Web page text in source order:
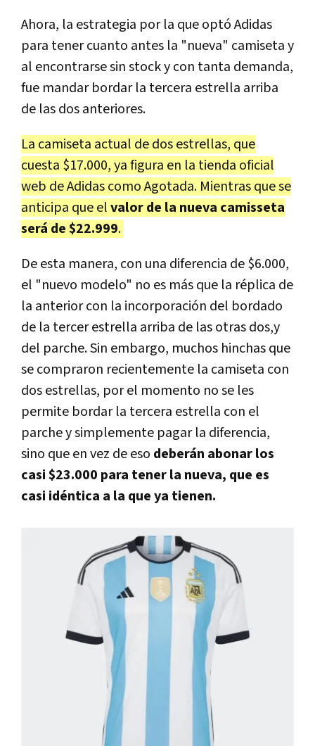
Ahora, la estrategia por la que optó Adidas
para tener cuanto antes la "nueva" camiseta y
al encontrarse sin stock y con tanta demanda,
fue mandar bordar la tercera estrella arriba
de las dos anteriores.
La camiseta actual de dos estrellas, que
cuesta $17.000, ya figura en la tienda oficial
web de Adidas como Agotada. Mientras que se
anticipa que elvalor de la nueva camisseta
será de $22.999.
De esta manera, con una diferencia de $6.000,
el "nuevo modelo" no es más que la réplica de
la anterior con la incorporación del bordado
de la tercer estrella arriba de las otras dos,y
del parche. Sin embargo, muchos hinchas que
se compraron recientemente la camiseta con
dos estrellas, por el momento no se les
permite bordar la tercera estrella con el
parche y simplemente pagar la diferencia,
sino que en vez de eso deberán abonar los
casi $23.000 para tener la nueva, que es
casi idéntica a la que ya tienen.